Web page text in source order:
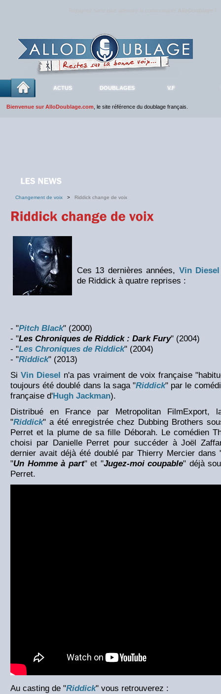
ACTUS DOUBLAGES V.F
Bienvenue sur AlloDoublage.com , le site référence du doublage français.
Changement de voix > Riddick change de voix
Ces 13 dernières années, Vin Diesel
de Riddick à quatre reprises :
- "Pitch Black" (2000)
- "Les Chroniques de Riddick : Dark Fury" (2004)
- "Les Chroniques de Riddick" (2004)
- "Riddick" (2013)
Si Vin Diesel n'a pas vraiment de voix française
toujours été doublé dans la saga "Riddick" par le
française d'Hugh Jackman).
Distribué en France par Metropolitan FilmExport,
"Riddick" a été enregistrée chez Dubbing Brothers
Perret et la plume de sa fille Déborah. Le comédien
choisi par Danielle Perret pour succéder à Joël
dernier avait déjà été doublé par Thierry Mercier dans
"Un Homme à part" et "Jugez-moi coupable" déjà
Perret.
Au casting de "Riddick" vous retrouverez :